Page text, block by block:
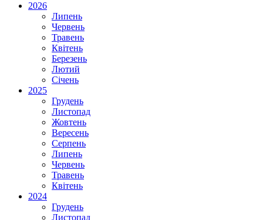
2026
Липень
Червень
Травень
Квітень
Березень
Лютий
Січень
2025
Грудень
Листопад
Жовтень
Вересень
Серпень
Липень
Червень
Травень
Квітень
2024
Грудень
Листопад